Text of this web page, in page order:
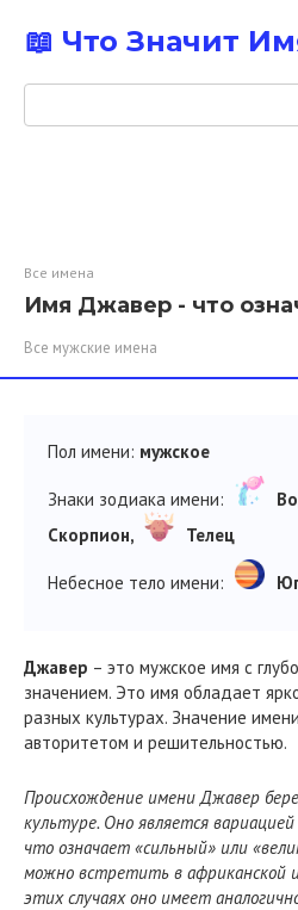
контенту
📖 Что Значит
Поиск:
Все имена
Имя Джавер - что
Все мужские имена
Пол имени: мужское
Знаки зодиака имени:
Скорпион,
Телец
Небесное тело имени:
Джавер – это мужское имя с
значением. Это имя обладает
разных культурах. Значение
авторитетом и решительностью.
Происхождение имени Джавер
культуре. Оно является
что означает «сильный» или
можно встретить в африканской
этих случаях оно имеет